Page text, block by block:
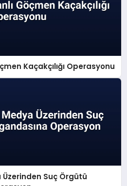
Kaçakçılığı Operasyonu
Suç Örgütü